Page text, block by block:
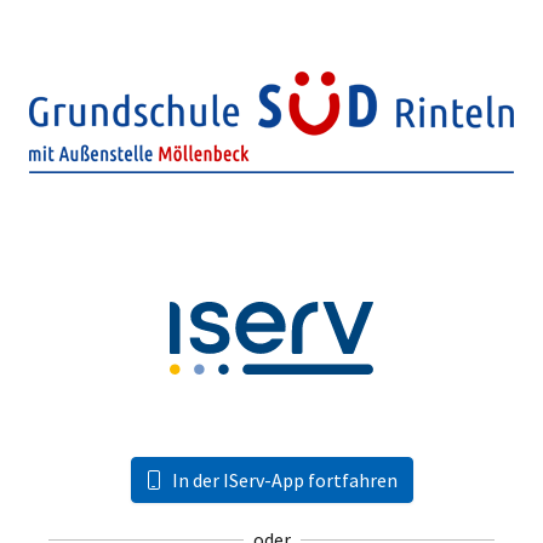
In der IServ-App fortfahren